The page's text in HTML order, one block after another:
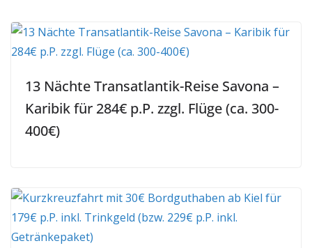
13 Nächte Transatlantik-Reise Savona –
Karibik für 284€ p.P. zzgl. Flüge (ca. 300-
400€)